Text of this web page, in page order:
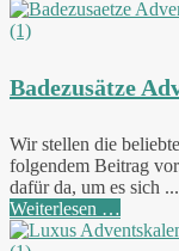
Badezusätze
Wir stellen die
folgendem Beitrag
dafür da, um es sich ...
Weiterlesen …